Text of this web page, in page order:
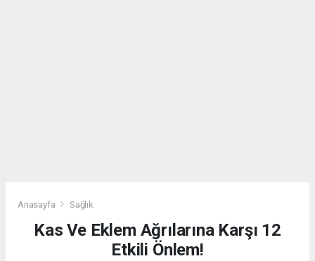
Anasayfa Sağlık
Kas Ve Eklem Ağrılarına Karşı 12
Etkili Önlem!